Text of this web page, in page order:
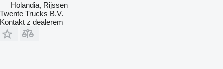
Holandia, Rijssen
Twente Trucks B.V.
Kontakt z dealerem